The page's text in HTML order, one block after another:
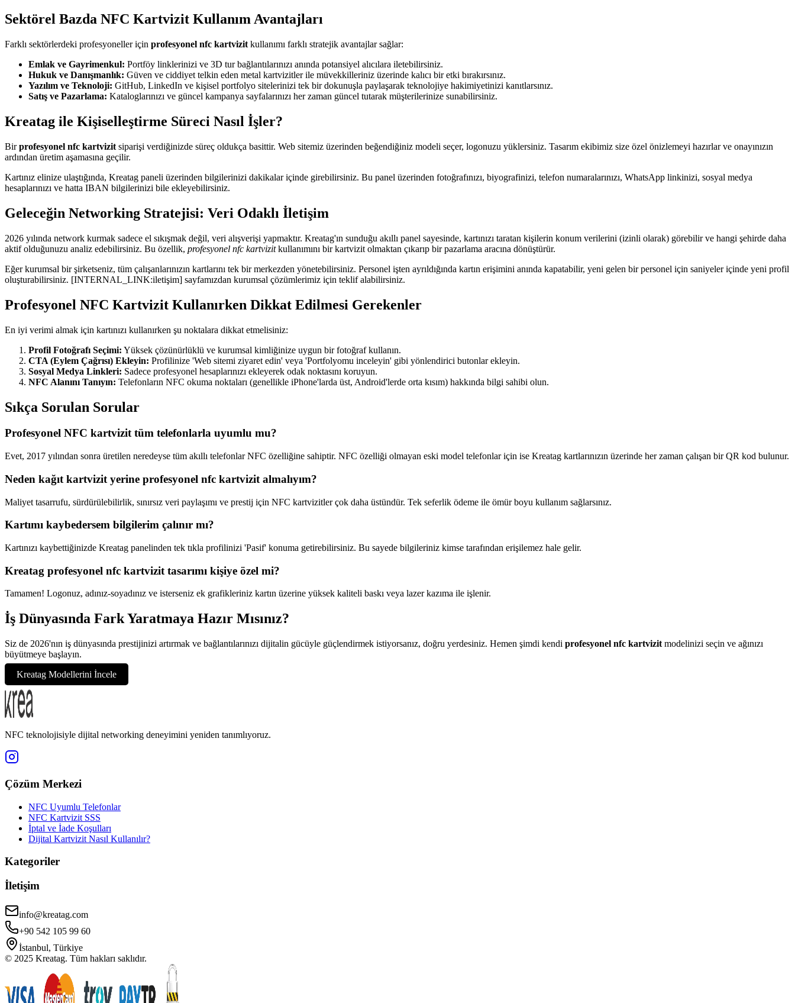
Sektörel Bazda NFC Kartvizit Kullanım Avantajları
Farklı sektörlerdeki profesyoneller için profesyonel nfc kartvizit kullanımı farklı stratejik avantajlar sağlar:
Emlak ve Gayrimenkul: Portföy linklerinizi ve 3D tur bağlantılarınızı anında potansiyel alıcılara iletebilirsiniz.
Hukuk ve Danışmanlık: Güven ve ciddiyet telkin eden metal kartvizitler ile müvekkilleriniz üzerinde kalıcı bir etki bırakırsınız.
Yazılım ve Teknoloji: GitHub, LinkedIn ve kişisel portfolyo sitelerinizi tek bir dokunuşla paylaşarak teknolojiye hakimiyetinizi kanıtlarsınız.
Satış ve Pazarlama: Kataloglarınızı ve güncel kampanya sayfalarınızı her zaman güncel tutarak müşterilerinize sunabilirsiniz.
Kreatag ile Kişiselleştirme Süreci Nasıl İşler?
Birprofesyonel nfc kartvizit siparişi verdiğinizde süreç oldukça basittir. Web sitemiz üzerinden beğendiğiniz modeli seçer, logonuzu yüklersiniz. Tasarım ekibimiz size özel önizlemeyi hazırlar ve onayınızın
ardından üretim aşamasına geçilir.
Kartınız elinize ulaştığında, Kreatag paneli üzerinden bilgilerinizi dakikalar içinde girebilirsiniz. Bu panel üzerinden fotoğrafınızı, biyografinizi, telefon numaralarınızı, WhatsApp linkinizi, sosyal medya
hesaplarınızı ve hatta IBAN bilgilerinizi bile ekleyebilirsiniz.
Geleceğin Networking Stratejisi: Veri Odaklı İletişim
2026 yılında network kurmak sadece el sıkışmak değil, veri alışverişi yapmaktır. Kreatag'ın sunduğu akıllı panel sayesinde, kartınızı taratan kişilerin konum verilerini (izinli olarak) görebilir ve hangi şehirde daha
aktif olduğunuzu analiz edebilirsiniz. Bu özellik, profesyonel nfc kartvizitkullanımını bir kartvizit olmaktan çıkarıp bir pazarlama aracına dönüştürür.
Eğer kurumsal bir şirketseniz, tüm çalışanlarınızın kartlarını tek bir merkezden yönetebilirsiniz. Personel işten ayrıldığında kartın erişimini anında kapatabilir, yeni gelen bir personel için saniyeler içinde yeni profil
oluşturabilirsiniz. [INTERNAL_LINK:iletişim] sayfamızdan kurumsal çözümlerimiz için teklif alabilirsiniz.
Profesyonel NFC Kartvizit Kullanırken Dikkat Edilmesi Gerekenler
En iyi verimi almak için kartınızı kullanırken şu noktalara dikkat etmelisiniz:
Profil Fotoğrafı Seçimi: Yüksek çözünürlüklü ve kurumsal kimliğinize uygun bir fotoğraf kullanın.
CTA (Eylem Çağrısı) Ekleyin: Profilinize 'Web sitemi ziyaret edin' veya 'Portfolyomu inceleyin' gibi yönlendirici butonlar ekleyin.
Sosyal Medya Linkleri: Sadece profesyonel hesaplarınızı ekleyerek odak noktasını koruyun.
NFC Alanını Tanıyın: Telefonların NFC okuma noktaları (genellikle iPhone'larda üst, Android'lerde orta kısım) hakkında bilgi sahibi olun.
Sıkça Sorulan Sorular
Profesyonel NFC kartvizit tüm telefonlarla uyumlu mu?
Evet, 2017 yılından sonra üretilen neredeyse tüm akıllı telefonlar NFC özelliğine sahiptir. NFC özelliği olmayan eski model telefonlar için ise Kreatag kartlarınızın üzerinde her zaman çalışan bir QR kod bulunur.
Neden kağıt kartvizit yerine profesyonel nfc kartvizit almalıyım?
Maliyet tasarrufu, sürdürülebilirlik, sınırsız veri paylaşımı ve prestij için NFC kartvizitler çok daha üstündür. Tek seferlik ödeme ile ömür boyu kullanım sağlarsınız.
Kartımı kaybedersem bilgilerim çalınır mı?
Kartınızı kaybettiğinizde Kreatag panelinden tek tıkla profilinizi 'Pasif' konuma getirebilirsiniz. Bu sayede bilgileriniz kimse tarafından erişilemez hale gelir.
Kreatag profesyonel nfc kartvizit tasarımı kişiye özel mi?
Tamamen! Logonuz, adınız-soyadınız ve isterseniz ek grafikleriniz kartın üzerine yüksek kaliteli baskı veya lazer kazıma ile işlenir.
İş Dünyasında Fark Yaratmaya Hazır Mısınız?
Siz de 2026'nın iş dünyasında prestijinizi artırmak ve bağlantılarınızı dijitalin gücüyle güçlendirmek istiyorsanız, doğru yerdesiniz. Hemen şimdi kendi profesyonel nfc kartvizit modelinizi seçin ve ağınızı
büyütmeye başlayın.
Kreatag Modellerini İncele
NFC teknolojisiyle dijital networking deneyimini yeniden tanımlıyoruz.
Çözüm Merkezi
NFC Uyumlu Telefonlar
NFC Kartvizit SSS
İptal ve İade Koşulları
Dijital Kartvizit Nasıl Kullanılır?
Kategoriler
İletişim
info@kreatag.com
+90 542 105 99 60
İstanbul, Türkiye
© 2025 Kreatag. Tüm hakları saklıdır.